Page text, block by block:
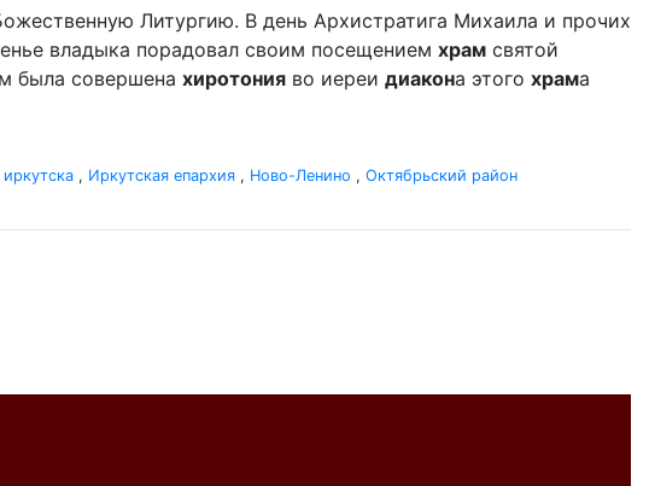
Литургию. В день Архистратига Михаила и прочих
владыка порадовал своим посещением храм святой
была совершена хиротония во иереи диакона этого храма
, Иркутская епархия , Ново-Ленино , Октябрьский район